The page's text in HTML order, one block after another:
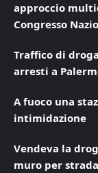
approccio
Congresso
Traffico di
arresti a
A fuoco una
intimidazione
Vendeva la
muro per